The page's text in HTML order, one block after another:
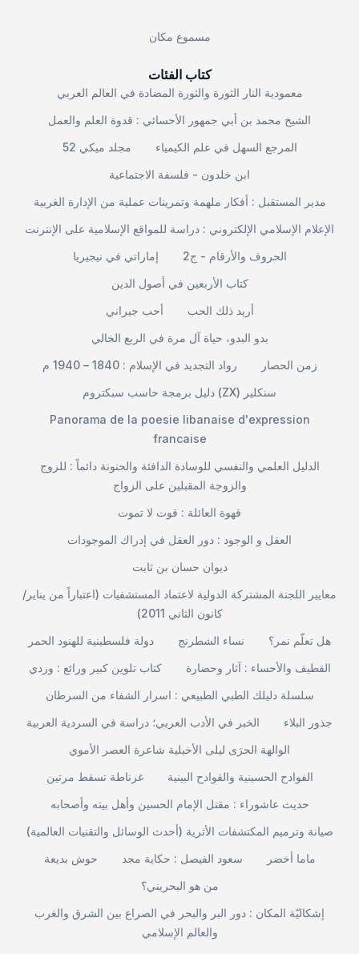
مسموع مكان
كتاب الفئات
معمودية النار الثورة والثورة المضادة في العالم العربي
الشيخ محمد بن أبي جمهور الأحسائي : قدوة العلم والعمل
مجلد ميكي 52
المرجع السهل في علم الكيمياء
ابن خلدون - فلسفة الاجتماعية
مدير المستقبل : أفكار ملهمة وتمرينات عملية من الإدارة الغربية
الإعلام الإسلامي الإلكتروني : دراسة للمواقع الإسلامية على الإنترنت
إماراتي في نيجيريا
الحروف والأرقام - ج2
كتاب الأربعين في أصول الدين
أحب جيراني
أريد ذلك الحب
بدو البدو، حياة آل مرة في الربع الخالي
رواد التجديد في الإسلام : 1840 – 1940 م
زمن الحصار
دليل برمجة حاسب سبكتروم (ZX) سنكلير
Panorama de la poesie libanaise d'expression
francaise
الدليل العلمي والنفسي للوسادة الدافئة والحنونة دائماً : للزوج
والزوجة المقبلين على الزواج
قهوة العائلة : قوت لا تموت
العقل و الوجود : دور العقل في إدراك الموجودات
ديوان حسان بن ثابت
معايير اللجنة المشتركة الدولية لاعتماد المستشفيات (اعتباراً من يناير/
كانون الثاني 2011)
دولة فلسطينية للهنود الحمر
نساء الشطرنج
هل تعلّم نمر؟
كتاب تلوين كبير ورائع : وردي
القطيف والأحساء : آثار وحضارة
سلسلة دليلك الطبي الطبيعي : اسرار الشفاء من السرطان
الخبر في الأدب العربي؛ دراسة في السردية العربية
جذور البلاء
الوالهة الحرَى ليلى الأخيلية شاعرة العصر الأموي
غرناطة تسقط مرتين
الفوادح الحسينية والقوادح البينية
حديث عاشوراء : مقتل الإمام الحسين وأهل بيته وأصحابه
صيانة وترميم المكتشفات الأثرية (أحدث الوسائل والتقنيات العالمية)
حوش بديعة
سعود الفيصل : حكاية مجد
ماما أخضر
من هو البحريني؟
إشكاليّة المكان : دور البر والبحر في الصراع بين الشرق والغرب
والعالم الإسلامي